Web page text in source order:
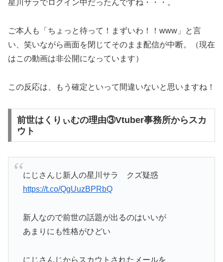
星川サラでログイン中だったんですね・・・。
ご本人も「ちょっと待って！まずいわ！！www」と言
い、笑いながら画面を閉じてそのまま配信が中断。（現在
はこの動画は非公開になっています）
この反応は、もう確定といって間違いないと思いますね！
前世はくりぃむの理由③Vtuber事務所からスカ
ウト
にじさんじ新人の星川サラ クズ疑惑
https://t.co/QgUuzBPRbQ
新人なので前世の話題が出るのはいいが
あまりにも性格がひどい
にじさんじからスカウトされたメールを